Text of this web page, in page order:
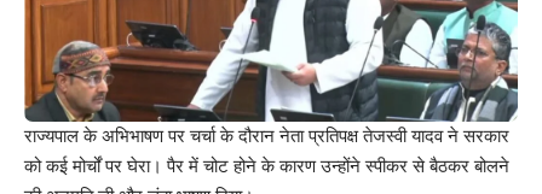
राज्यपाल के अभिभाषण पर चर्चा के दौरान नेता प्रतिपक्ष तेजस्वी यादव ने सरकार
को कई मोर्चों पर घेरा। पैर में चोट होने के कारण उन्होंने स्पीकर से बैठकर बोलने